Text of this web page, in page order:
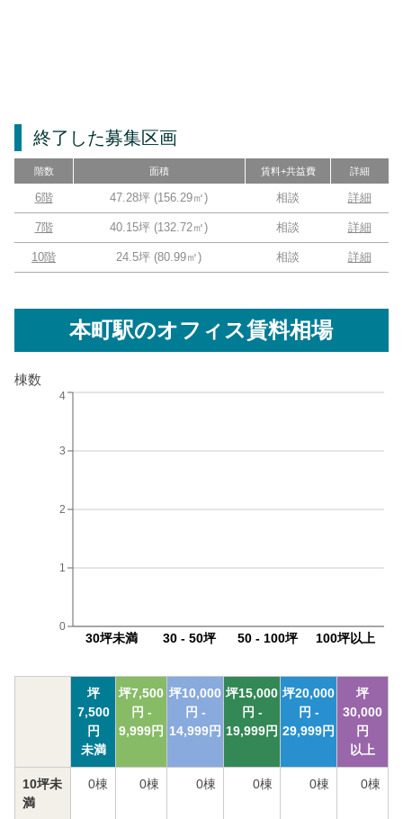
終了した募集区画
階数 面積 賃料+共益費 詳細
6階 47.28坪 (156.29㎡) 相談 詳細
7階 40.15坪 (132.72㎡) 相談 詳細
10階 24.5坪 (80.99㎡) 相談 詳細
本町駅のオフィス賃料相場
棟数
30坪未満 30 - 50坪 50 - 100坪 100坪以上
0
1
2
3
4
坪
7,500
円
未満
坪7,500
円 -
9,999円
坪10,000
円 -
14,999円
坪15,000
円 -
19,999円
坪20,000
円 -
29,999円
坪
30,000
円
以上
10坪未
満
0棟 0棟 0棟 0棟 0棟 0棟